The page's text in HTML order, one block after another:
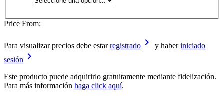
Price From:
Para visualizar precios debe estarregistrado keyboard_arrow_right y haberiniciado
sesión keyboard_arrow_right
Este producto puede adquirirlo gratuitamente mediante fidelización.
Para más información haga click aquí.